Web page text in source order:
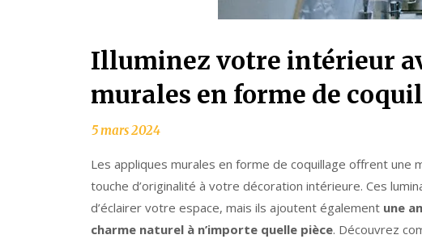
Illuminez votre intérieur
murales en forme de
Les appliques murales en forme de coquillage offrent une
touche d’originalité à votre décoration intérieure. Ces
d’éclairer votre espace, mais ils ajoutent également une
charme naturel à n’importe quelle pièce. Découvrez